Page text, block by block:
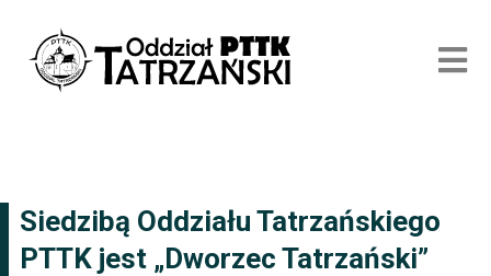
Siedzibą Oddziału Tatrzańskiego
PTTK jest „Dworzec Tatrzański”